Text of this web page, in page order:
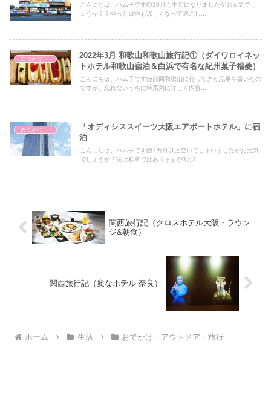
こんにちは、ハム子です🐹10月も中旬になりましたがお元気でし
ょうか？？やっと日中も涼しくなって過ごし...
2022年3月 和歌山和歌山旅行記①（ダイワロイネッ
トホテル和歌山宿泊＆白浜で有名な紀州菓子福菱）
こんにちは、ハム子です🐹前回和歌山に行ってきた記事を書いたの
ですが、忘れないうちに時系列に詳しく内容...
おでかけ・アウトドア・旅行
「オディシススイーツ大阪エアポートホテル」に宿
泊
こんにちは、ハム子です🐹1カ月以上空いてしまいましたがお元気
でしょうか？実は私事ではありますが3月2...
関西旅行記（クロスホテル大阪・ラウン
ジ&朝食）
関西旅行記（変なホテル 奈良）
ホーム 生活 おでかけ・アウトドア・旅行